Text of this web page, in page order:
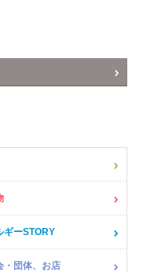
ギーSTORY
・団体、お店